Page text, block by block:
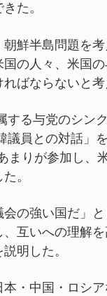
た。
朝鮮半島問題を
の人々、米国
ばならないと考
する与党のシン
議員との対話」
まりが参加し、
。
会の強い国だ」
互いへの理解
明した。
本・中国・ロシ